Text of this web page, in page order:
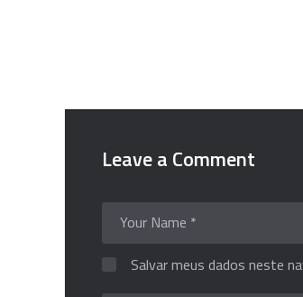
Leave a Comment
Salvar meus dados neste